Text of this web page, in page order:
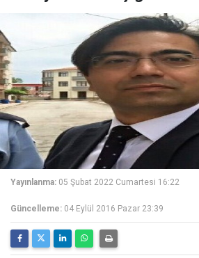
Yayınlanma: 05 Şubat 2022 Cumartesi 16:22
Güncelleme: 04 Eylül 2016 Pazar 23:39